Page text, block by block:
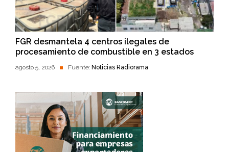
FGR desmantela 4 centros ilegales de
procesamiento de combustible en 3 estados
agosto 5, 2026 Fuente: Noticias Radiorama